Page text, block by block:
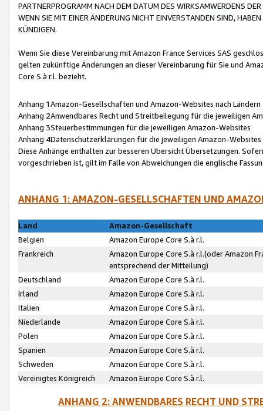
PARTNERPROGRAMM NACH DEM DATUM DES WIRKSAMWERDENS
WENN SIE MIT EINER ÄNDERUNG NICHT EINVERSTANDEN SIND,
KÜNDIGEN.
Wenn Sie diese Vereinbarung mit Amazon France Services SAS
gelten zukünftige Änderungen an dieser Vereinbarung für Sie und
Core S.à r.l. bezieht.
Anhang 1Amazon-Gesellschaften und Amazon-Websites nach Ländern
Anhang 2Anwendbares Recht und Streitbeilegung für die jeweiligen
Anhang 3Steuerbestimmungen für die jeweiligen Amazon-Websites
Anhang 4Datenschutzerklärungen für die jeweiligen Amazon-Websites
Diese Anhänge enthalten zur besseren Übersicht Übersetzungen.
vorgeschrieben ist, gilt im Falle von Abweichungen die englische
ANHANG 1: AMAZON-GESELLSCHAFTEN UND
Land
Amazon-Gesellschaft
Belgien
Amazon Europe Core S.à r.l.
Frankreich
Amazon Europe Core S.à r.l.(oder Amazon
entsprechend der Mitteilung)
Deutschland
Amazon Europe Core S.à r.l.
Irland
Amazon Europe Core S.à r.l.
Italien
Amazon Europe Core S.à r.l.
Niederlande
Amazon Europe Core S.à r.l.
Polen
Amazon Europe Core S.à r.l.
Spanien
Amazon Europe Core S.à r.l.
Schweden
Amazon Europe Core S.à r.l.
Vereinigtes Königreich
Amazon Europe Core S.à r.l.
ANHANG 2: ANWENDBARES RECHT UND